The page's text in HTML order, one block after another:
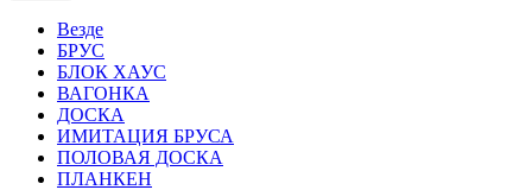
Везде
БРУС
БЛОК ХАУС
ВАГОНКА
ДОСКА
ИМИТАЦИЯ БРУСА
ПОЛОВАЯ ДОСКА
ПЛАНКЕН